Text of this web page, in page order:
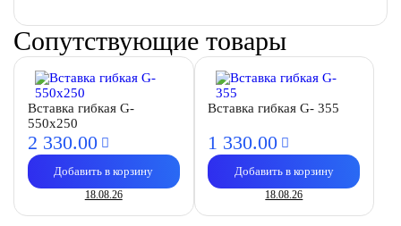
Сопутствующие товары
Вставка гибкая G-
550x250
2 330.00
Добавить в корзину
18.08.26
Вставка гибкая G- 355
1 330.00
Добавить в корзину
18.08.26